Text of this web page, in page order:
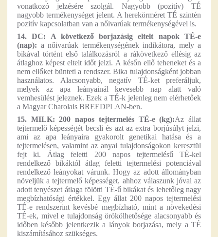
vonatkozó jelzésére szolgál. Nagyobb (pozitív) TÉ
nagyobb termékenységet jelent. A herekörméret TÉ szintén
pozitív kapcsolatban van a nőivarúak termékenységével is.
14. DC: A következő borjazásig eltelt napok TÉ-e
(nap): a nőivarúak termékenységének indikátora, mely a
bikával történt első találkozásról a rákövetkező ellésig az
átlaghoz képest eltelt időt jelzi. A későn ellő teheneket és a
nem ellőket bünteti a rendszer. Bika tulajdonságként jobban
használatos. Alacsonyabb, negatív TÉ-ket preferáljuk,
melyek az apa leányainál kevesebb nap alatt való
vemhesülést jeleznek. Ezek a TÉ-k jelenleg nem elérhetőek
a Magyar Charolais BREEDPLAN-ben.
15. MILK: 200 napos tejtermelés TÉ-e (kg):Az állat
tejtermelő képességét becsli és azt az extra borjúsúlyt jelzi,
ami az apa leányaira gyakorolt genetikai hatása és a
tejtermelésen, valamint az anyai tulajdonságokon keresztül
fejt ki. Átlag feletti 200 napos tejtermelésű TÉ-kel
rendelkező bikáktól átlag feletti tejtermelési potenciával
rendelkező leányokat várunk. Hogy az adott állományban
növeljük a tejtermelő képességet, ahhoz válaszunk jóval az
adott tenyészet átlaga fölötti TÉ-ű bikákat és lehetőleg nagy
megbízhatósági értékkel. Egy állat 200 napos tejtermelési
TÉ-e rendszerint kevésbé megbízható, mint a növekedési
TÉ-ek, mivel e tulajdonság örökölhetősége alacsonyabb és
időben később jelentkezik a lányok borjazása, mely a TÉ
kiszámításához szükséges.